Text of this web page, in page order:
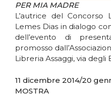
PER MIA MADRE
L’autrice del Concorso
Lemes Dias in dialogo
dell’evento di
promosso
Libreria Assaggi, via degli
11 dicembre 2014/20
MOSTRA